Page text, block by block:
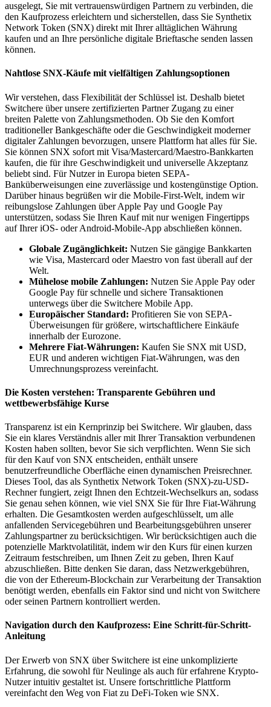
ausgelegt, Sie mit vertrauenswürdigen Partnern zu verbinden, die
den Kaufprozess erleichtern und sicherstellen, dass Sie Synthetix
Network Token (SNX) direkt mit Ihrer alltäglichen Währung
kaufen und an Ihre persönliche digitale Brieftasche senden lassen
können.
Nahtlose SNX-Käufe mit vielfältigen Zahlungsoptionen
Wir verstehen, dass Flexibilität der Schlüssel ist. Deshalb bietet
Switchere über unsere zertifizierten Partner Zugang zu einer
breiten Palette von Zahlungsmethoden. Ob Sie den Komfort
traditioneller Bankgeschäfte oder die Geschwindigkeit moderner
digitaler Zahlungen bevorzugen, unsere Plattform hat alles für Sie.
Sie können SNX sofort mit Visa/Mastercard/Maestro-Bankkarten
kaufen, die für ihre Geschwindigkeit und universelle Akzeptanz
beliebt sind. Für Nutzer in Europa bieten SEPA-
Banküberweisungen eine zuverlässige und kostengünstige Option.
Darüber hinaus begrüßen wir die Mobile-First-Welt, indem wir
reibungslose Zahlungen über Apple Pay und Google Pay
unterstützen, sodass Sie Ihren Kauf mit nur wenigen Fingertipps
auf Ihrer iOS- oder Android-Mobile-App abschließen können.
Globale Zugänglichkeit: Nutzen Sie gängige Bankkarten
wie Visa, Mastercard oder Maestro von fast überall auf der
Welt.
Mühelose mobile Zahlungen: Nutzen Sie Apple Pay oder
Google Pay für schnelle und sichere Transaktionen
unterwegs über die Switchere Mobile App.
Europäischer Standard: Profitieren Sie von SEPA-
Überweisungen für größere, wirtschaftlichere Einkäufe
innerhalb der Eurozone.
Mehrere Fiat-Währungen: Kaufen Sie SNX mit USD,
EUR und anderen wichtigen Fiat-Währungen, was den
Umrechnungsprozess vereinfacht.
Die Kosten verstehen: Transparente Gebühren und
wettbewerbsfähige Kurse
Transparenz ist ein Kernprinzip bei Switchere. Wir glauben, dass
Sie ein klares Verständnis aller mit Ihrer Transaktion verbundenen
Kosten haben sollten, bevor Sie sich verpflichten. Wenn Sie sich
für den Kauf von SNX entscheiden, enthält unsere
benutzerfreundliche Oberfläche einen dynamischen Preisrechner.
Dieses Tool, das als Synthetix Network Token (SNX)-zu-USD-
Rechner fungiert, zeigt Ihnen den Echtzeit-Wechselkurs an, sodass
Sie genau sehen können, wie viel SNX Sie für Ihre Fiat-Währung
erhalten. Die Gesamtkosten werden aufgeschlüsselt, um alle
anfallenden Servicegebühren und Bearbeitungsgebühren unserer
Zahlungspartner zu berücksichtigen. Wir berücksichtigen auch die
potenzielle Marktvolatilität, indem wir den Kurs für einen kurzen
Zeitraum festschreiben, um Ihnen Zeit zu geben, Ihren Kauf
abzuschließen. Bitte denken Sie daran, dass Netzwerkgebühren,
die von der Ethereum-Blockchain zur Verarbeitung der Transaktion
benötigt werden, ebenfalls ein Faktor sind und nicht von Switchere
oder seinen Partnern kontrolliert werden.
Navigation durch den Kaufprozess: Eine Schritt-für-Schritt-
Anleitung
Der Erwerb von SNX über Switchere ist eine unkomplizierte
Erfahrung, die sowohl für Neulinge als auch für erfahrene Krypto-
Nutzer intuitiv gestaltet ist. Unsere fortschrittliche Plattform
vereinfacht den Weg von Fiat zu DeFi-Token wie SNX.